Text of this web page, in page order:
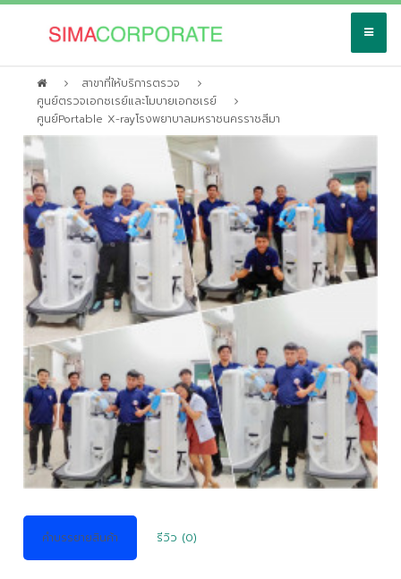
สาขาที่ให้บริการตรวจ
ศูนย์ตรวจเอกซเรย์และโมบายเอกซเรย์
ศูนย์Portable X-rayโรงพยาบาลมหราชนครราชสีมา
คำบรรยายสินค้า รีวิว (0)